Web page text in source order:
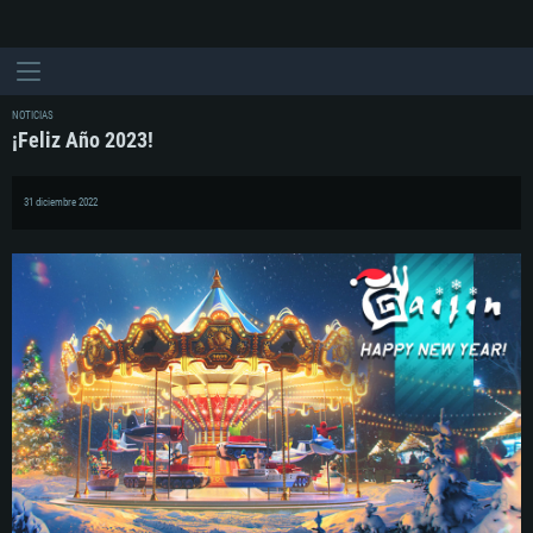
REQUISITOS DE SISTEMA
NOTICIAS
¡Feliz Año 2023!
31 diciembre 2022